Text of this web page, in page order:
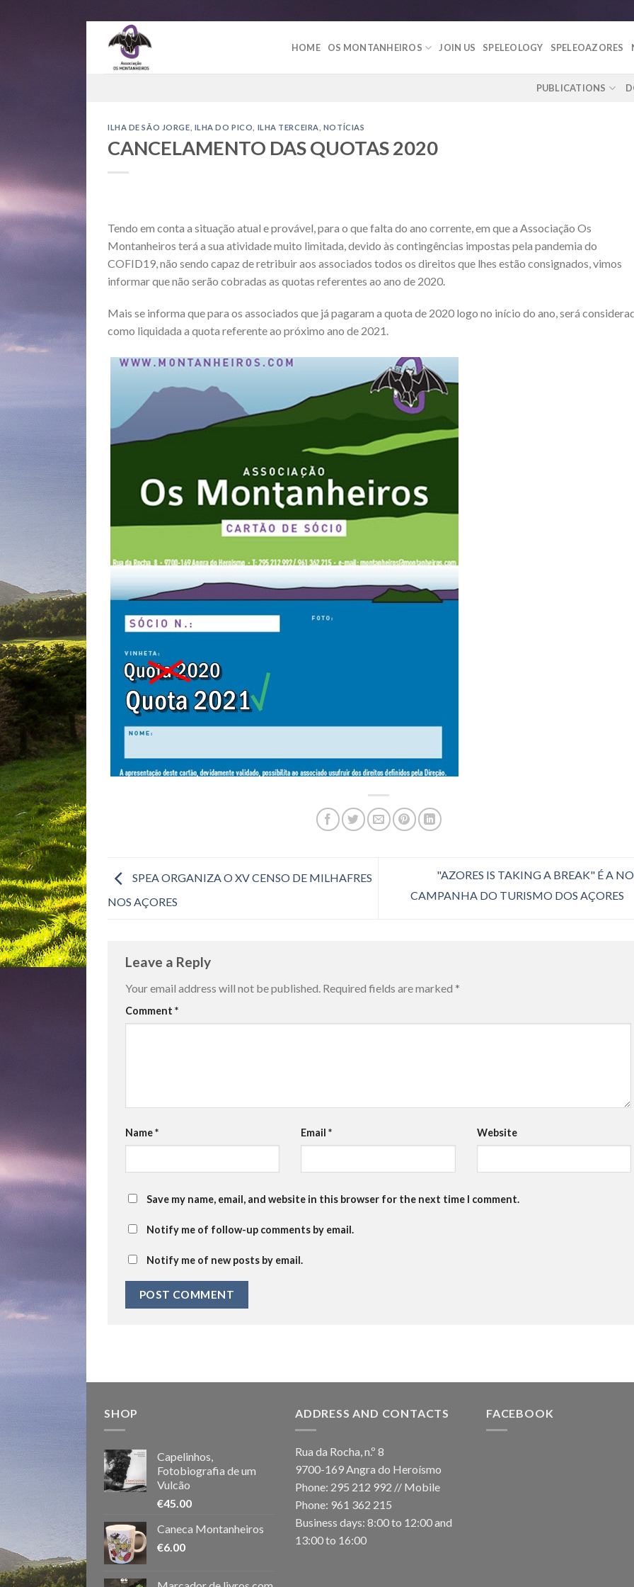
content
HOME OS MONTANHEIROS JOIN US SPELEOLOGY SPELEOAZORES
PUBLICATIONS
ILHA DE SÃO JORGE ILHA DO PICO ILHA TERCEIRA NOTÍCIAS
CANCELAMENTO DAS QUOTAS 2020
Tendo em conta a situação atual e provável, para o que falta do ano corrente, em que a Associação Os
Montanheiros terá a sua atividade muito limitada, devido às contingências impostas pela pandemia do
COFID19, não sendo capaz de retribuir aos associados todos os direitos que lhes estão consignados, vimos
informar que não serão cobradas as quotas referentes ao ano de 2020.
Mais se informa que para os associados que já pagaram a quota de 2020 logo no início do ano, será
como liquidada a quota referente ao próximo ano de 2021.
SPEA ORGANIZA O XV CENSO DE MILHAFRES
NOS AÇORES
"AZORES IS TAKING A BREAK" É A
CAMPANHA DO TURISMO DOS AÇORES
Leave a Reply
Your email address will not be published. Required fields are marked *
Comment *
Name* Email* Website
Save my name, email, and website in this browser for the next time I comment.
Notify me of follow-up comments by email.
Notify me of new posts by email.
SHOP
Capelinhos,
Fotobiografia de um
Vulcão
€45.00
Caneca Montanheiros
€6.00
ADDRESS AND CONTACTS
Rua da Rocha, n.º 8
9700-169 Angra do Heroísmo
Phone: 295 212 992 // Mobile
Phone: 961 362 215
Business days: 8:00 to 12:00 and
13:00 to 16:00
FACEBOOK